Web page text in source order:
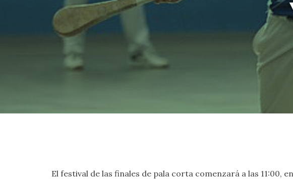
El festival de las finales de pala corta comenzará a las 11:00,